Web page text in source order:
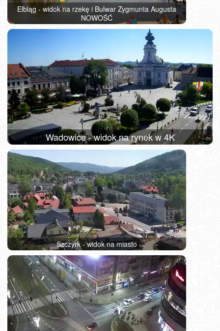
Elbląg - widok na rzekę i Bulwar Zygmunta Augusta
NOWOŚĆ
Wadowice - widok na rynek w 4K
Szczyrk - widok na miasto